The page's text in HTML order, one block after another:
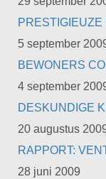
5 september
BEWONERS
4 september
DESKUNDIGE
20 augustus
RAPPORT:
28 juni 2009